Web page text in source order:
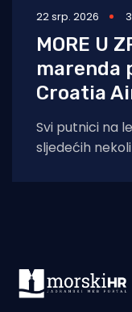
22 srp. 2026
MORE U
marenda
Croatia
Svi putnici na
sljedećih